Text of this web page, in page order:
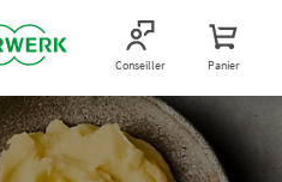
Conseiller Panier